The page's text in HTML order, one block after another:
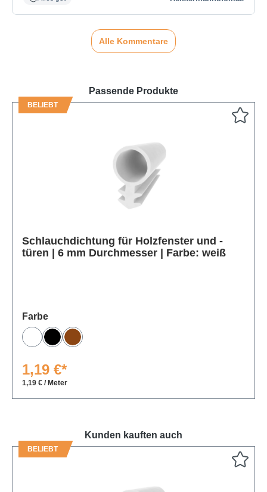
Alle Kommentare
Produktgalerie überspringen
Passende Produkte
BELIEBT
Schlauchdichtung für Holzfenster und -
türen | 6 mm Durchmesser | Farbe: weiß
Farbeauswählen
WeißSchwarz
Braun
1,19 €*
1,19 € / Meter
Kunden kauften auch
BELIEBT